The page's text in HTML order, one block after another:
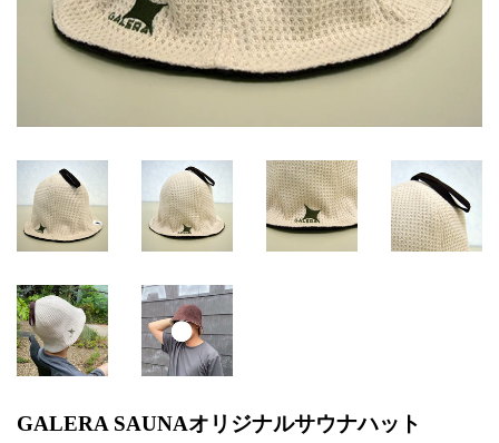
GALERA SAUNAオリジナルサウナハット